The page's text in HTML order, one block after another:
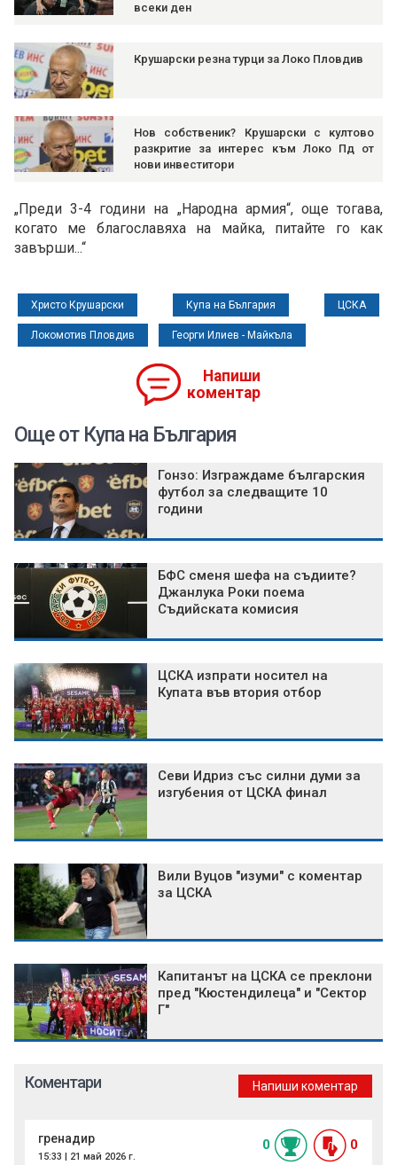
всеки ден
Крушарски резна турци за Локо Пловдив
Нов собственик? Крушарски с култово
разкритие за интерес към Локо Пд от
нови инвеститори
„Преди 3-4 години на „Народна армия“, още тогава,
когато ме благославяха на майка, питайте го как
завърши...“
Христо Крушарски Купа на България ЦСКА
Локомотив Пловдив Георги Илиев - Майкъла
Напиши
коментар
Още от Купа на България
Гонзо: Изграждаме българския
футбол за следващите 10
години
БФС сменя шефа на съдиите?
Джанлука Роки поема
Съдийската комисия
ЦСКА изпрати носител на
Купата във втория отбор
Севи Идриз със силни думи за
изгубения от ЦСКА финал
Вили Вуцов "изуми" с коментар
за ЦСКА
Капитанът на ЦСКА се преклони
пред "Кюстендилеца" и "Сектор
Г"
Коментари Напиши коментар
гренадир
15:33 | 21 май 2026 г.
0 0